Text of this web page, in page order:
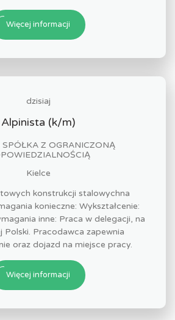
Więcej informacji
dzisiaj
Alpinista (k/m)
Z OGRANICZONĄ
Kielce
konstrukcji stalowychna
konieczne: Wykształcenie:
inne: Praca w delegacji, na
Polski. Pracodawca zapewnia
oraz dojazd na miejsce pracy.
Więcej informacji